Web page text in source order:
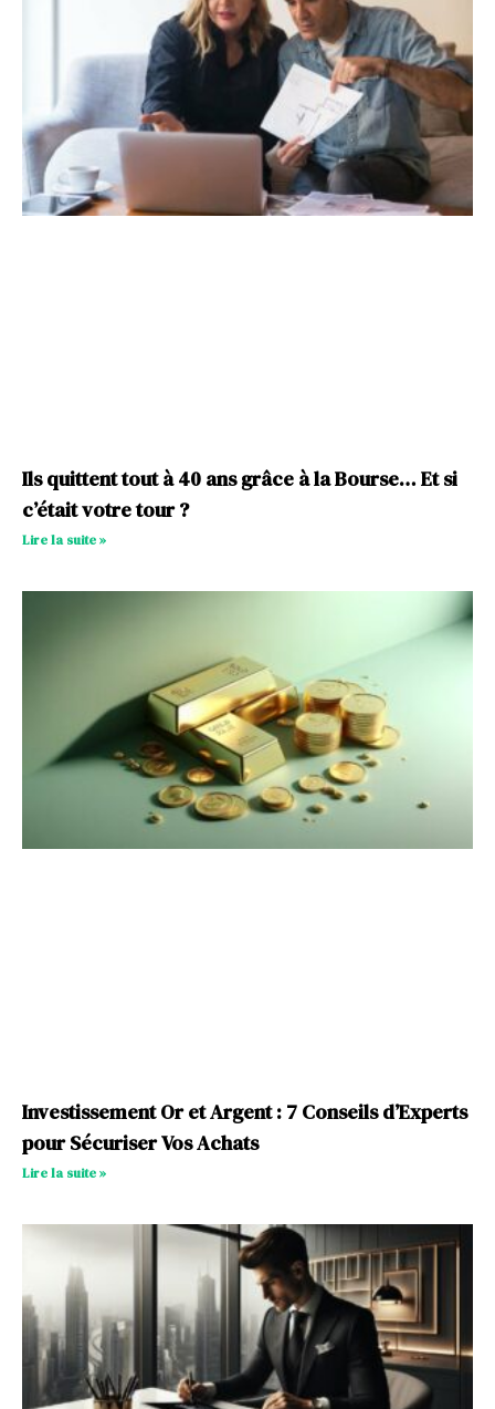
Ils quittent tout à 40 ans grâce à la Bourse… Et si
c’était votre tour ?
Lire la suite »
Investissement Or et Argent : 7 Conseils d’Experts
pour Sécuriser Vos Achats
Lire la suite »